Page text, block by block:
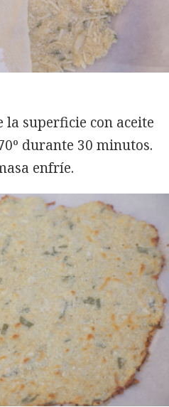
superficie con aceite
durante 30 minutos.
enfríe.